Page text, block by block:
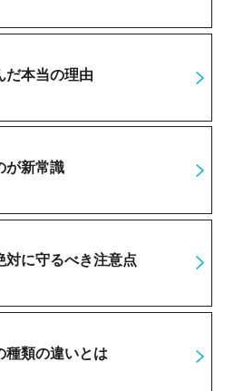
だ本当の理由
が新常識
対に守るべき注意点
種類の違いとは